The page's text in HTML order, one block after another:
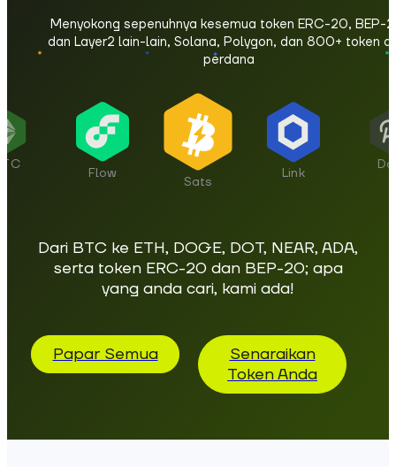
Menyokong sepenuhnya kesemua token ERC-20, BEP-
dan Layer2 lain-lain, Solana, Polygon, dan 800+ token
perdana
Flow
Sats
Link
Dari BTC ke ETH, DOGE, DOT, NEAR, ADA,
serta token ERC-20 dan BEP-20; apa
yang anda cari, kami ada!
Papar Semua
Senaraikan
Token Anda